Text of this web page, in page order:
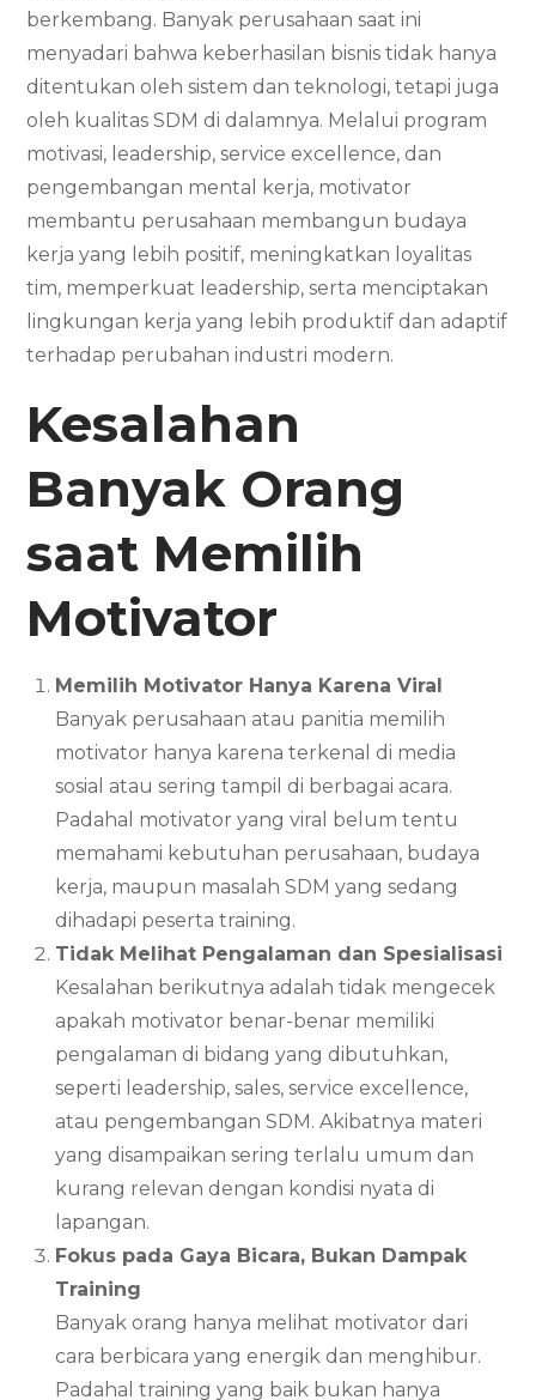
berkembang. Banyak perusahaan saat ini
menyadari bahwa keberhasilan bisnis tidak hanya
ditentukan oleh sistem dan teknologi, tetapi juga
oleh kualitas SDM di dalamnya. Melalui program
motivasi, leadership, service excellence, dan
pengembangan mental kerja, motivator
membantu perusahaan membangun budaya
kerja yang lebih positif, meningkatkan loyalitas
tim, memperkuat leadership, serta menciptakan
lingkungan kerja yang lebih produktif dan adaptif
terhadap perubahan industri modern.
Kesalahan
Banyak Orang
saat Memilih
Motivator
Memilih Motivator Hanya Karena Viral
Banyak perusahaan atau panitia memilih
motivator hanya karena terkenal di media
sosial atau sering tampil di berbagai acara.
Padahal motivator yang viral belum tentu
memahami kebutuhan perusahaan, budaya
kerja, maupun masalah SDM yang sedang
dihadapi peserta training.
Tidak Melihat Pengalaman dan Spesialisasi
Kesalahan berikutnya adalah tidak mengecek
apakah motivator benar-benar memiliki
pengalaman di bidang yang dibutuhkan,
seperti leadership, sales, service excellence,
atau pengembangan SDM. Akibatnya materi
yang disampaikan sering terlalu umum dan
kurang relevan dengan kondisi nyata di
lapangan.
Fokus pada Gaya Bicara, Bukan Dampak
Training
Banyak orang hanya melihat motivator dari
cara berbicara yang energik dan menghibur.
Padahal training yang baik bukan hanya